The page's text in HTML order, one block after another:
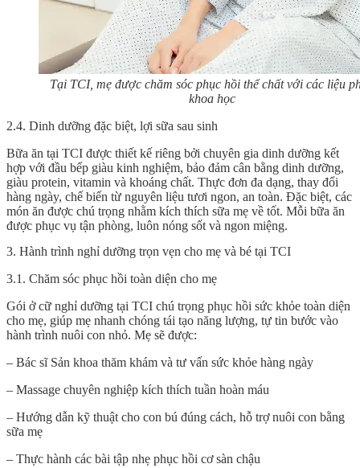
Tại TCI, mẹ được chăm sóc phục hồi thể chất với các liệu
khoa học
2.4. Dinh dưỡng đặc biệt, lợi sữa sau sinh
Bữa ăn tại TCI được thiết kế riêng bởi chuyên gia dinh dưỡng kết
hợp với đầu bếp giàu kinh nghiệm, bảo đảm cân bằng dinh dưỡng,
giàu protein, vitamin và khoáng chất. Thực đơn đa dạng, thay đổi
hàng ngày, chế biến từ nguyên liệu tươi ngon, an toàn. Đặc biệt, các
món ăn được chú trọng nhằm kích thích sữa mẹ về tốt. Mỗi bữa ăn
được phục vụ tận phòng, luôn nóng sốt và ngon miệng.
3. Hành trình nghỉ dưỡng trọn vẹn cho mẹ và bé tại TCI
3.1. Chăm sóc phục hồi toàn diện cho mẹ
Gói ở cữ nghỉ dưỡng tại TCI chú trọng phục hồi sức khỏe toàn diện
cho mẹ, giúp mẹ nhanh chóng tái tạo năng lượng, tự tin bước vào
hành trình nuôi con nhỏ. Mẹ sẽ được:
– Bác sĩ Sản khoa thăm khám và tư vấn sức khỏe hàng ngày
– Massage chuyên nghiệp kích thích tuần hoàn máu
– Hướng dẫn kỹ thuật cho con bú đúng cách, hỗ trợ nuôi con bằng
sữa mẹ
– Thực hành các bài tập nhẹ phục hồi cơ sàn chậu